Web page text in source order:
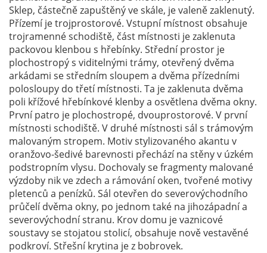
Sklep, částečně zapuštěný ve skále, je valeně zaklenutý.
Přízemí je trojprostorové. Vstupní místnost obsahuje
trojramenné schodiště, část místnosti je zaklenuta
packovou klenbou s hřebínky. Střední prostor je
plochostropý s viditelnými trámy, otevřený dvěma
arkádami se středním sloupem a dvěma přízedními
polosloupy do třetí místnosti. Ta je zaklenuta dvěma
poli křížové hřebínkové klenby a osvětlena dvěma okny.
První patro je plochostropé, dvouprostorové. V první
místnosti schodiště. V druhé místnosti sál s trámovým
malovaným stropem. Motiv stylizovaného akantu v
oranžovo-šedivé barevnosti přechází na stěny v úzkém
podstropním vlysu. Dochovaly se fragmenty malované
výzdoby nik ve zdech a rámování oken, tvořené motivy
pletenců a penízků. Sál otevřen do severovýchodního
průčelí dvěma okny, po jednom také na jihozápadní a
severovýchodní stranu. Krov domu je vaznicové
soustavy se stojatou stolicí, obsahuje nově vestavěné
podkroví. Střešní krytina je z bobrovek.